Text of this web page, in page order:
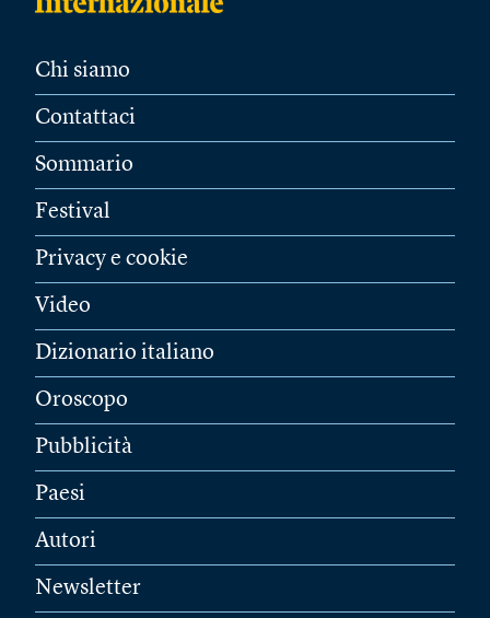
Chi siamo
Contattaci
Sommario
Festival
Privacy e cookie
Video
Dizionario italiano
Oroscopo
Pubblicità
Paesi
Autori
Newsletter